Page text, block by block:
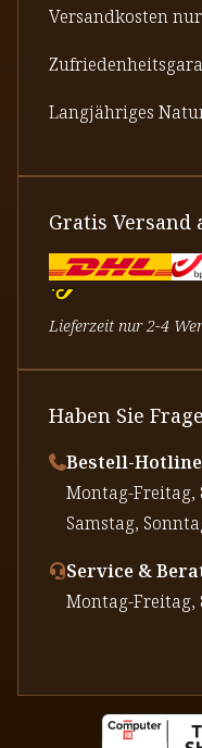
Versandkosten nur
Langjähriges
Gratis Versand
Lieferzeit nur 2-4
Haben Sie
Bestell-Hotline:
⁠Montag-Freitag,
⁠Samstag,
Service &
⁠Montag-Freitag,